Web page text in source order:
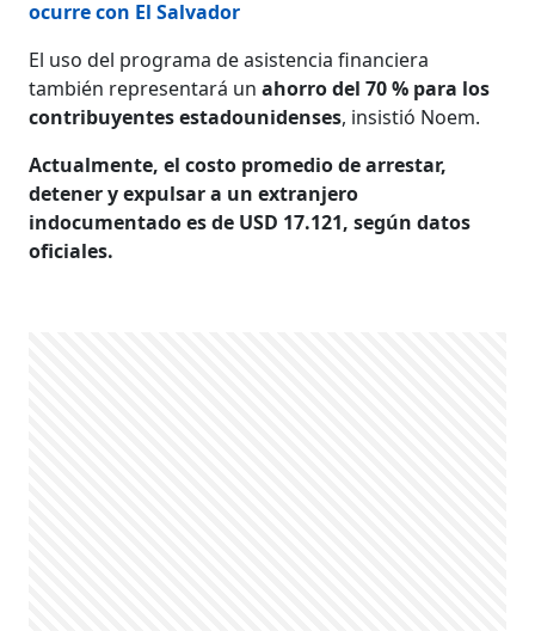
ocurre con El Salvador
El uso del programa de asistencia financiera
también representará unahorro del 70 % para los
contribuyentes estadounidenses, insistió Noem.
Actualmente, el costo promedio de arrestar,
detener y expulsar a un extranjero
indocumentado es de USD 17.121, según datos
oficiales.